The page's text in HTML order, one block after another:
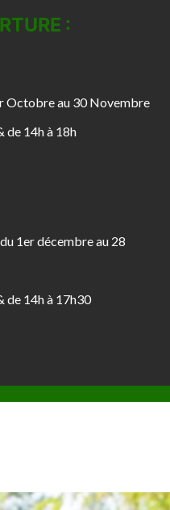
:
Octobre au 30 Novembre
de 14h à 18h
1er décembre au 28
de 14h à 17h30